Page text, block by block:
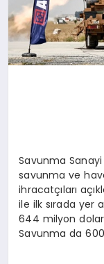
Savunma Sanayi
savunma ve
ihracatçıları
ile ilk sırada yer
644 milyon
Savunma da